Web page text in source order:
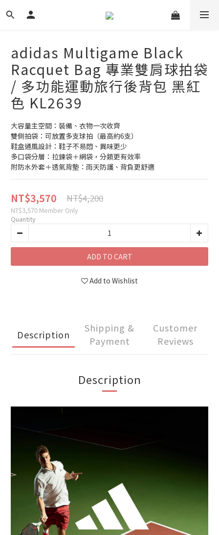
adidas Multigame Black
Racquet Bag 專業雙肩球拍袋
/ 多功能運動旅行後背包 黑紅
色 KL2639
大容量主空間：裝備、衣物一次收齊
雙側拍袋：可放置多支球拍（最高約6支）
鞋盒通風設計：鞋子不易悶、異味更少
多口袋分層：拉鍊袋＋網袋，分類更有效率
附防水外套＋透氣背墊：雨天防護、背負更舒適
NT$3,570 NT$4,200
NT$3,570 Member Only
Quantity
ADD TO CART
Add to Wishlist
Description
Shipping &
Payment
Customer
Reviews
Description